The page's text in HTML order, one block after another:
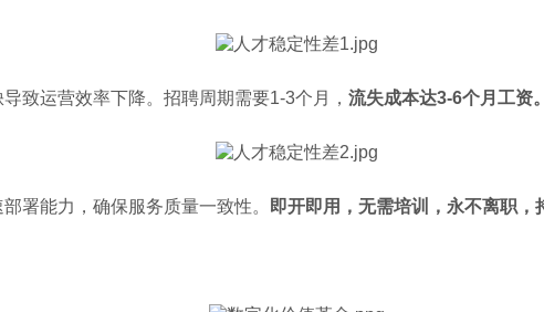
致运营效率下降。招聘周期需要1-3个月， 流失成本达3-6个月工资。
署能力，确保服务质量一致性。 即开即用，无需培训，永不离职，